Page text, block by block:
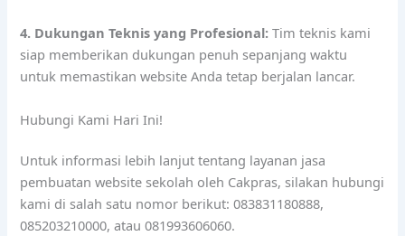
4. Dukungan Teknis yang Profesional: Tim teknis kami
siap memberikan dukungan penuh sepanjang waktu
untuk memastikan website Anda tetap berjalan lancar.
Hubungi Kami Hari Ini!
Untuk informasi lebih lanjut tentang layanan jasa
pembuatan website sekolah oleh Cakpras, silakan hubungi
kami di salah satu nomor berikut: 083831180888,
085203210000, atau 081993606060.